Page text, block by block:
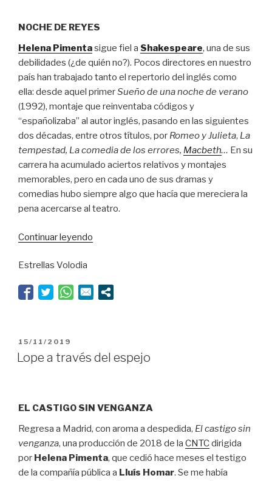
NOCHE DE REYES
Helena Pimentasigue fiel a Shakespeare, una de sus
debilidades (¿de quién no?). Pocos directores en nuestro
país han trabajado tanto el repertorio del inglés como
ella: desde aquel primerSueño de una noche de verano
(1992), montaje que reinventaba códigos y
“españolizaba” al autor inglés, pasando en las siguientes
dos décadas, entre otros títulos, por Romeo y Julieta, La
tempestad, La comedia de los errores, Macbeth… En su
carrera ha acumulado aciertos relativos y montajes
memorables, pero en cada uno de sus dramas y
comedias hubo siempre algo que hacía que mereciera la
pena acercarse al teatro.
Continuar leyendo
del
Estrellas Volodia
PUBLICADO
EL
15/11/2019
Lope a través del espejo
EL CASTIGO SIN VENGANZA
Regresa a Madrid, con aroma a despedida, El castigo sin
venganza, una producción de 2018 de la CNTCdirigida
por Helena Pimenta, que cedió hace meses el testigo
de la compañía pública a Lluís Homar. Se me había